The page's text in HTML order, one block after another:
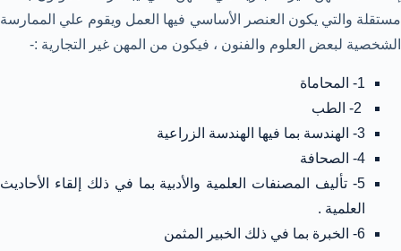
مستقلة والتي يكون العنصر الأساسي فيها العمل ويقوم علي الممارسة
الشخصية لبعض العلوم والفنون ، فيكون من المهن غير التجارية :-
1- المحاماة
3- الهندسة بما فيها الهندسة الزراعية
4- الصحافة
5- تأليف المصنفات العلمية والأدبية بما في ذلك إلقاء الأحاديث
العلمية .
6- الخبرة بما في ذلك الخبير المثمن